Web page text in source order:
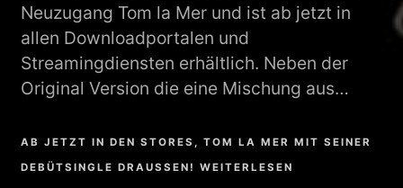
Neuzugang Tom la Mer und ist ab jetzt in
allen Downloadportalen und
Streamingdiensten erhältlich. Neben der
Original Version die eine Mischung aus…
AB JETZT IN DEN STORES, TOM LA MER MIT SEINER
DEBÜTSINGLE DRAUSSEN! WEITERLESEN